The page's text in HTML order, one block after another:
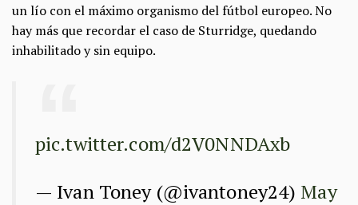
un lío con el máximo organismo del fútbol europeo. No
hay más que recordar el caso de Sturridge, quedando
inhabilitado y sin equipo.
pic.twitter.com/d2V0NNDAxb
— Ivan Toney (@ivantoney24) May